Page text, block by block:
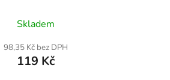
Skladem
98,35 Kč bez DPH
119 Kč